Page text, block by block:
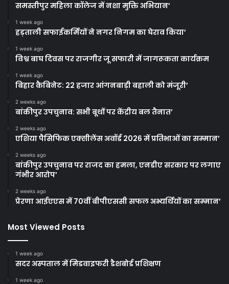
समस्तीपुर महिला कॉलेज में नशा मुक्ति अभियान’
1 week ago
हड़ताली सफाईकर्मियों ने नगर निगम का घेराव किया’
1 week ago
विश्व बाघ दिवस पर राजगीर जू सफारी में जागरूकता कार्यक्रम
1 week ago
बिहार कैबिनेट: 22 हजार आंगनबाड़ी बहाली को मंजूरी’
2 weeks ago
बांकीपुर उपचुनाव: सभी बूथों पर केंद्रीय बल तैनात’
2 weeks ago
एशिया पैसिफिक एक्सीलेंस अवॉर्ड 2026 में प्रतिभाओं का सम्मान’
2 weeks ago
बांकीपुर उपचुनाव पर राजद का हमला, एनडीए सरकार पर लगाए
गंभीर आरोप’
2 weeks ago
प्रेरणा आईएएस में 70वीं बीपीएससी सफल अभ्यर्थियों का सम्मान’
Most Viewed Posts
1 week ago
सदर अस्पताल में मिडवाइफरी डैशबोर्ड प्रशिक्षण
1 week ago